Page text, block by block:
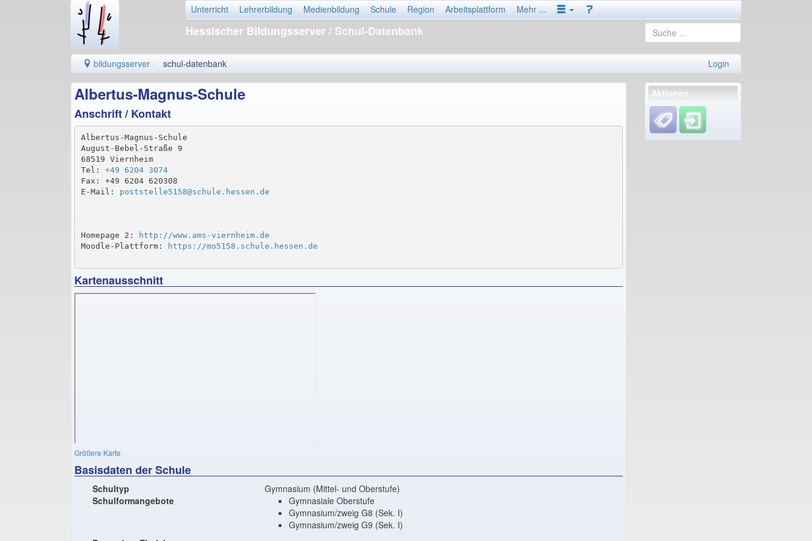
Unterricht Lehrerbildung Medienbildung Schule Region Arbeitsplattform Mehr ...
Hessischer Bildungsserver/ Schul-Datenbank
bildungsserver schul-datenbank Login
Albertus-Magnus-Schule
Anschrift / Kontakt
Albertus-Magnus-Schule
August-Bebel-Straße 9
68519 Viernheim
Tel: +49 6204 3074
Fax: +49 6204 620308
E-Mail: poststelle5158@schule.hessen.de
Homepage 2:
http://www.ams-viernheim.de
Moodle-Plattform:
https://mo5158.schule.hessen.de
Kartenausschnitt
Größere Karte
Basisdaten der Schule
Schultyp
Gymnasium (Mittel- und Oberstufe)
Schulformangebote
Gymnasiale Oberstufe
Gymnasium/zweig G8 (Sek. I)
Gymnasium/zweig G9 (Sek. I)
Aktionen